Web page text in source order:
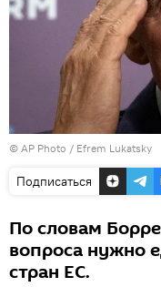
© AP Photo / Efrem Lukatsky
Подписаться
По словам
вопроса нужно
стран ЕС.